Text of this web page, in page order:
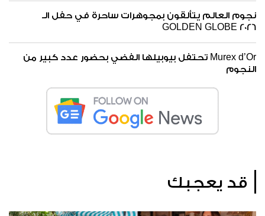
نجوم العالم يتألقون بمجوهرات ساحرة في حفل الـ
GOLDEN GLOBE 2026
Murex d’Or تحتفل بيوبيلها الفضي بحضور عدد كبير من
النجوم
قد يعجبك